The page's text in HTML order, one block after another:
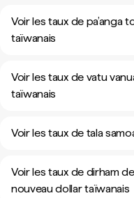
Voir les taux de pa’anga
taïwanais
Voir les taux de vatu
taïwanais
Voir les taux de tala
Voir les taux de dirham
nouveau dollar taïwanais